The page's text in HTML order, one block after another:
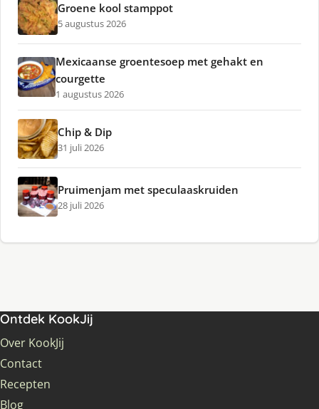
Groene kool stamppot
5 augustus 2026
Mexicaanse groentesoep met gehakt en
courgette
1 augustus 2026
Chip & Dip
31 juli 2026
Pruimenjam met speculaaskruiden
28 juli 2026
Ontdek KookJij
Over KookJij
Contact
Recepten
Blog